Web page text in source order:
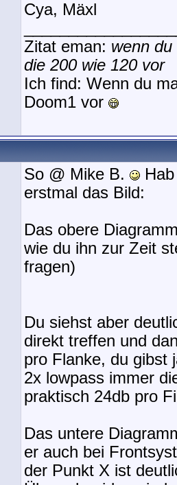
Cya, Mäxl
Zitat eman: wenn
die 200 wie 120 vor
Ich find: Wenn du
Doom1 vor
So @ Mike B.
erstmal das Bild:
Das obere
wie du ihn zur Zeit
fragen)
Du siehst aber
direkt treffen und
pro Flanke, du gibst
2x lowpass immer
praktisch 24db pro
Das untere
er auch bei
der Punkt X ist